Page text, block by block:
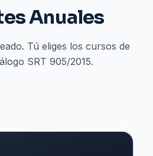
Anuales
Tú eliges los cursos de
SRT 905/2015.